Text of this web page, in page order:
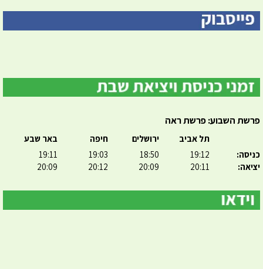
פרשת השבוע: פרשת ראה
כניסה:
יציאה:
תל אביב
19:12
20:11
ירושלים
18:50
20:09
חיפה
19:03
20:12
באר שבע
19:11
20:09